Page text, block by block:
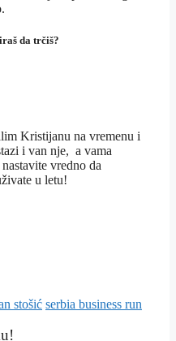
da trčiš?
Kristijanu na vremenu i
i van nje, a vama
vredno da
u letu!
stošić serbia business run